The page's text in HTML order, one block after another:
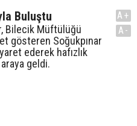
Buluştu
Bilecik Müftülüğü
gösteren Soğukpınar
ederek hafızlık
geldi.
A+
A-